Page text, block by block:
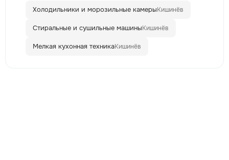
Холодильники и морозильные камерыКишинёв
Стиральные и сушильные машиныКишинёв
Мелкая кухонная техникаКишинёв